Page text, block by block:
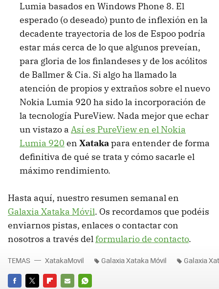
Lumia basados en Windows Phone 8. El
esperado (o deseado) punto de inflexión en la
decadente trayectoria de los de Espoo podría
estar más cerca de lo que algunos preveían,
para gloria de los finlandeses y de los acólitos
de Ballmer & Cia. Si algo ha llamado la
atención de propios y extraños sobre el nuevo
Nokia Lumia 920 ha sido la incorporación de
la tecnología PureView. Nada mejor que echar
un vistazo a Así es PureView en el Nokia
Lumia 920 en Xatakapara entender de forma
definitiva de qué se trata y cómo sacarle el
máximo rendimiento.
Hasta aquí, nuestro resumen semanal en
Galaxia Xataka Móvil. Os recordamos que podéis
enviarnos pistas, enlaces o contactar con
nosotros a través delformulario de contacto.
TEMAS XatakaMovil Galaxia Xataka Móvil Galaxia